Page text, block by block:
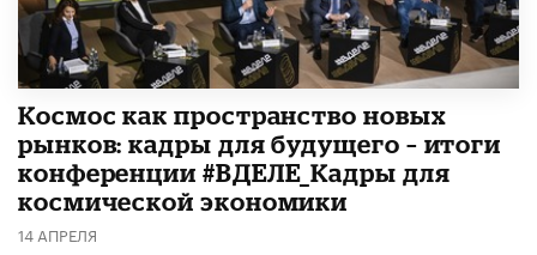
Космос как пространство новых
рынков: кадры для будущего – итоги
конференции #ВДЕЛЕ_Кадры для
космической экономики
14 АПРЕЛЯ